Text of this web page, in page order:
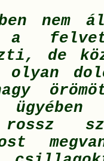
nem
a
de
olyan